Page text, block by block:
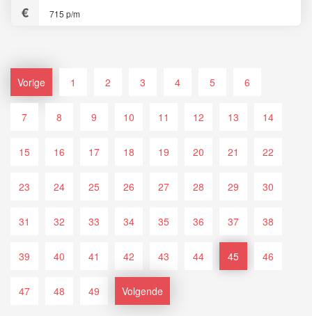
715 p/m
Vorige 1 2 3 4 5 6
7 8 9 10 11 12 13 14
15 16 17 18 19 20 21 22
23 24 25 26 27 28 29 30
31 32 33 34 35 36 37 38
39 40 41 42 43 44 45 46
47 48 49 Volgende